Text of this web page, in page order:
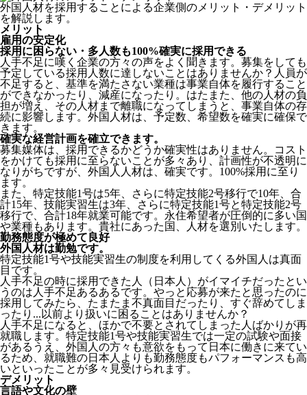
外国人材を採用することによる企業側のメリット・デメリット
を解説します。
メリット
雇用の安定化
採用に困らない・多人数も100%確実に採用できる
人手不足に嘆く企業の方々の声をよく聞きます。募集をしても
予定している採用人数に達しないことはありませんか？人員が
不足すると、基準を満たさない業種は事業自体を履行すること
ができなかったり、減産になったり。はたまた、他の人材の負
担が増え、その人材まで離職になってしまうと、事業自体の存
続に影響します。 外国人材は、予定数、希望数を確実に確保で
きます。
確実な経営計画を確立できます。
募集媒体は、採用できるかどうか確実性はありません。コスト
をかけても採用に至らないことが多々あり、計画性が不透明に
なりがちですが、外国人人材は、確実です。100%採用に至り
ます。
また、特定技能1号は5年、さらに特定技能2号移行で10年、合
計15年、技能実習生は3年、さらに特定技能1号と特定技能2号
移行で、合計18年就業可能です。永住希望者が圧倒的に多い国
や業種もあります。貴社にあった国、人材を選別いたします。
勤務態度が極めて良好
外国人材は勤勉です。
特定技能1号や技能実習生の制度を利用してくる外国人は真面
目 です。
人手不足の時に採用できた人（日本人）がイマイチだったとい
うのは人手不足あるあるです。やっと応募が来たと思ったのに
採用してみたら、たまたま不真面目だったり、すぐ辞めてしま
ったり...以前より扱いに困ることはありませんか？
人手不足になると、ほかで不要とされてしまった人ばかりが再
就職します。特定技能1号や技能実習生では一定の試験や面接
があるうえ、外国人の方々も意欲をもって日本に働きに来てい
るため、就職難の日本人よりも勤務態度もパフォーマンスも高
いといったことが多々見受けられます。
デメリット
言語や文化の壁